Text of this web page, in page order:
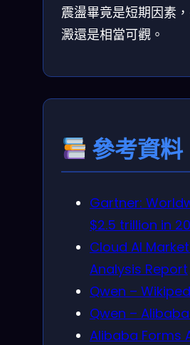
震盪畢竟是短期因素
澱還是相當可觀。
參考資料
Gartner:
$2.5 trillion in
Cloud AI
Analysis Report
Qwen –
Qwen –
Alibaba Forms